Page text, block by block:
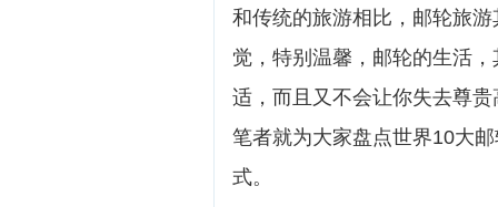
和传统的旅游相比，邮轮旅
觉，特别温馨，邮轮的生活
适，而且又不会让你失去尊
笔者就为大家盘点世界10大
式。